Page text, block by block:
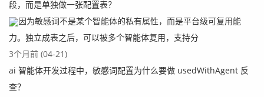
这里我们在编写一个拦截器，主要是从request里面获取toke
n信息，然后去数据库查询出userinfo，示例代码如下：
package org.web.module.context;
import javax.servlet.http.HttpServletRequest;
import javax.servlet.http.HttpServletResponse;
段，而是单独做一张配置表？
因为敏感词不是某个智能体的私有属性，而是平台级可复用能
力。独立成表之后，可以被多个智能体复用，支持分
3个月前 (04-21)
ai 智能体开发过程中，敏感词配置为什么要做 usedWithAgent 反
查？